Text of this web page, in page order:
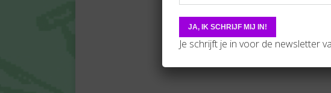
Je schrijft je in voor de newsletter